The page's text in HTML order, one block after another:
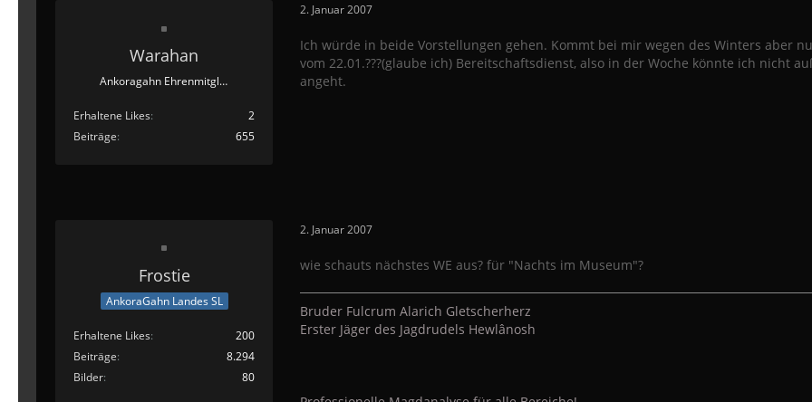
Warahan
Ankoragahn Ehrenmitglied
Erhaltene Likes
2
Beiträge
655
2. Januar 2007
Ich würde in beide Vorstellungen gehen. Kommt bei mir wegen des Winters aber
vom 22.01.???(glaube ich) Bereitschaftsdienst, also in der Woche könnte ich nicht
angeht.
Frostie
AnkoraGahn Landes SL
Erhaltene Likes
200
Beiträge
8.294
Bilder
80
2. Januar 2007
wie schauts nächstes WE aus? für "Nachts im Museum"?
Bruder Fulcrum Alarich Gletscherherz
Erster Jäger des Jagdrudels Hewlânosh